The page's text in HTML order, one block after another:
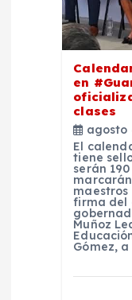
en
clases
agosto
El
tiene
serán
maestros
firma del
Muñoz
Gómez,